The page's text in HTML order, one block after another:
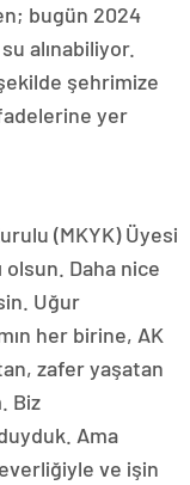
bugün 2024
alınabiliyor.
şehrimize
yer
(MKYK) Üyesi
olsun. Daha nice
Uğur
her birine, AK
zafer yaşatan
Biz
Ama
ve işin